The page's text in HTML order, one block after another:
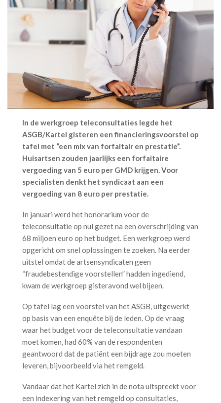
In de werkgroep teleconsultaties legde het
ASGB/Kartel gisteren een financieringsvoorstel op
tafel met “een mix van forfaitair en prestatie”.
Huisartsen zouden jaarlijks een forfaitaire
vergoeding van 5 euro per GMD krijgen. Voor
specialisten denkt het syndicaat aan een
vergoeding van 8 euro per prestatie.
In januari werd het honorarium voor de
teleconsultatie op nul gezet na een overschrijding van
68 miljoen euro op het budget. Een werkgroep werd
opgericht om snel oplossingen te zoeken. Na eerder
uitstel omdat de artsensyndicaten geen
“fraudebestendige voorstellen” hadden ingediend,
kwam de werkgroep gisteravond wel bijeen.
Op tafel lag een voorstel van het ASGB, uitgewerkt
op basis van een enquête bij de leden. Op de vraag
waar het budget voor de teleconsultatie vandaan
moet komen, had 60% van de respondenten
geantwoord dat de patiënt een bijdrage zou moeten
leveren, bijvoorbeeld via het remgeld.
Vandaar dat het Kartel zich in de nota uitspreekt voor
een indexering van het remgeld op consultaties,